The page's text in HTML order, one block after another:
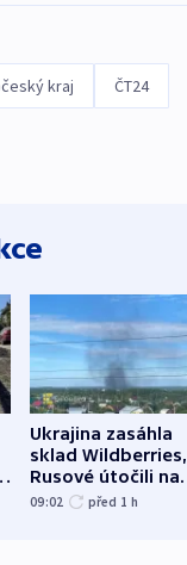
kraj ČT24
Ukrajina zasáhla
sklad Wildberries,
Rusové útočili na
trh, hasiče či
09:02 před 1 h